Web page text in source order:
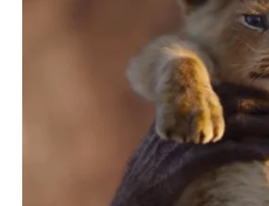
Картопляне тісто ділимо на
частин. Кожну округлити в
на центр кружечка
лож., защіпуємо краї,
кульки. Залишити на